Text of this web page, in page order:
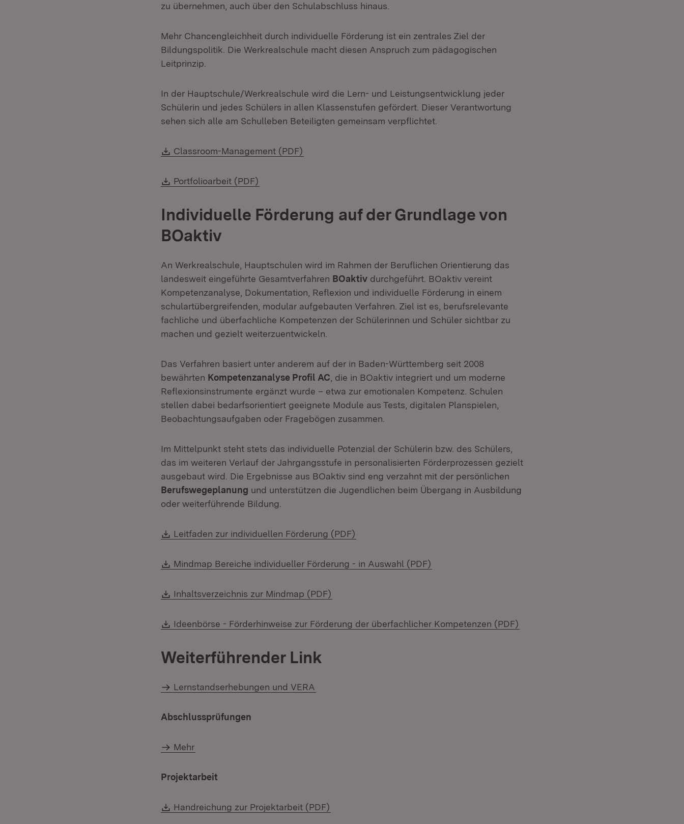
zu übernehmen, auch über den Schulabschluss hinaus.
Mehr Chancengleichheit durch individuelle Förderung ist ein zentrales Ziel der
Bildungspolitik. Die Werkrealschule macht diesen Anspruch zum pädagogischen
Leitprinzip.
In der Hauptschule/Werkrealschule wird die Lern- und Leistungsentwicklung jeder
Schülerin und jedes Schülers in allen Klassenstufen gefördert. Dieser Verantwortung
sehen sich alle am Schulleben Beteiligten gemeinsam verpflichtet.
Download:
Classroom-Management (PDF)
Download:
Portfolioarbeit (PDF)
Individuelle Förderung auf der Grundlage von
BOaktiv
An Werkrealschule, Hauptschulen wird im Rahmen der Beruflichen Orientierung das
landesweit eingeführte Gesamtverfahren BOaktiv durchgeführt. BOaktiv vereint
Kompetenzanalyse, Dokumentation, Reflexion und individuelle Förderung in einem
schulartübergreifenden, modular aufgebauten Verfahren. Ziel ist es, berufsrelevante
fachliche und überfachliche Kompetenzen der Schülerinnen und Schüler sichtbar zu
machen und gezielt weiterzuentwickeln.
Das Verfahren basiert unter anderem auf der in Baden-Württemberg seit 2008
bewährten Kompetenzanalyse Profil AC , die in BOaktiv integriert und um moderne
Reflexionsinstrumente ergänzt wurde – etwa zur emotionalen Kompetenz. Schulen
stellen dabei bedarfsorientiert geeignete Module aus Tests, digitalen Planspielen,
Beobachtungsaufgaben oder Fragebögen zusammen.
Im Mittelpunkt steht stets das individuelle Potenzial der Schülerin bzw. des Schülers,
das im weiteren Verlauf der Jahrgangsstufe in personalisierten Förderprozessen gezielt
ausgebaut wird. Die Ergebnisse aus BOaktiv sind eng verzahnt mit der persönlichen
Berufswegeplanung und unterstützen die Jugendlichen beim Übergang in Ausbildung
oder weiterführende Bildung.
Download:
Leitfaden zur individuellen Förderung (PDF)
Download:
Mindmap Bereiche individueller Förderung - in Auswahl (PDF)
Download:
Inhaltsverzeichnis zur Mindmap (PDF)
Download:
Ideenbörse - Förderhinweise zur Förderung der überfachlicher Kompetenzen (PDF)
Weiterführender Link
Lernstandserhebungen und VERA
Abschlussprüfungen
Mehr
Projektarbeit
Download:
Handreichung zur Projektarbeit (PDF)